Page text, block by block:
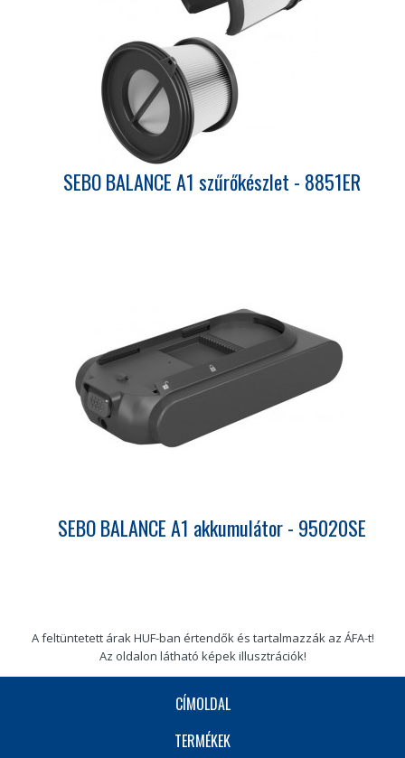
SEBO BALANCE A1 szűrőkészlet - 8851ER
SEBO BALANCE A1 akkumulátor - 95020SE
A feltüntetett árak HUF-ban értendők és tartalmazzák az ÁFA-t!
Az oldalon látható képek illusztrációk!
CÍMOLDAL
TERMÉKEK